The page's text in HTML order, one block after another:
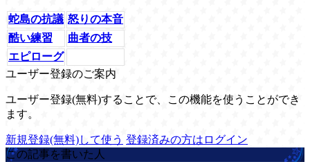
蛇島の抗議 怒りの本音
酷い練習
曲者の技
エピローグ
ユーザー登録のご案内
ユーザー登録(無料)することで、この機能を使うことができ
ます。
新規登録(無料)して使う 登録済みの方はログイン
この記事を書いた人